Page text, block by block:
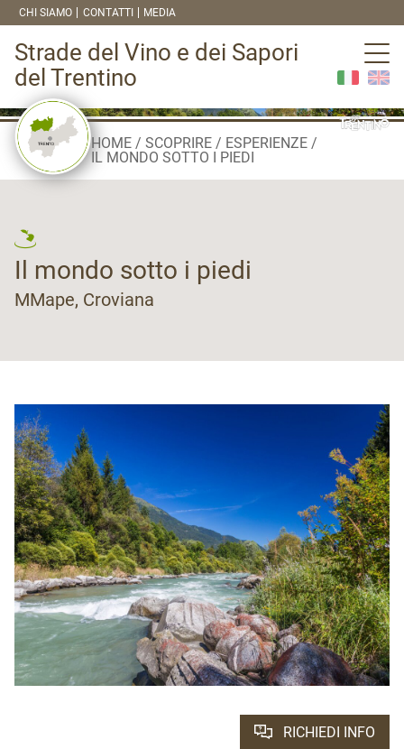
CHI SIAMO CONTATTI MEDIA
Strade del Vino e dei Sapori
del Trentino
HOME SCOPRIRE
ESPERIENZE
IL MONDO SOTTO I PIEDI
Il mondo sotto i piedi
MMape, Croviana
RICHIEDI INFO